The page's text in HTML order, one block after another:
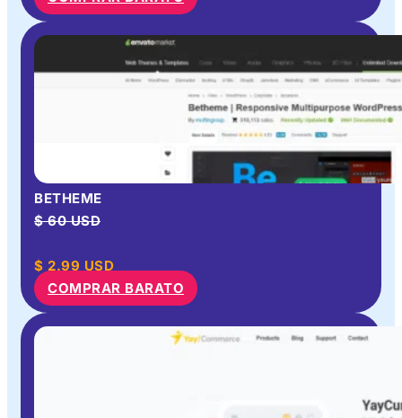
BETHEME
$ 60 USD
$ 2.99 USD
COMPRAR BARATO